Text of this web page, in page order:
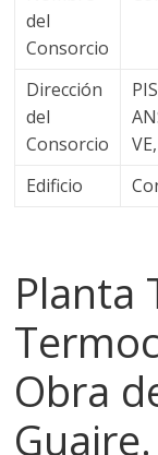
p
o
r
t
e
d
e
del
Consorcio
Dirección
del
Consorcio
Edificio
Planta
Obra
Guaire.